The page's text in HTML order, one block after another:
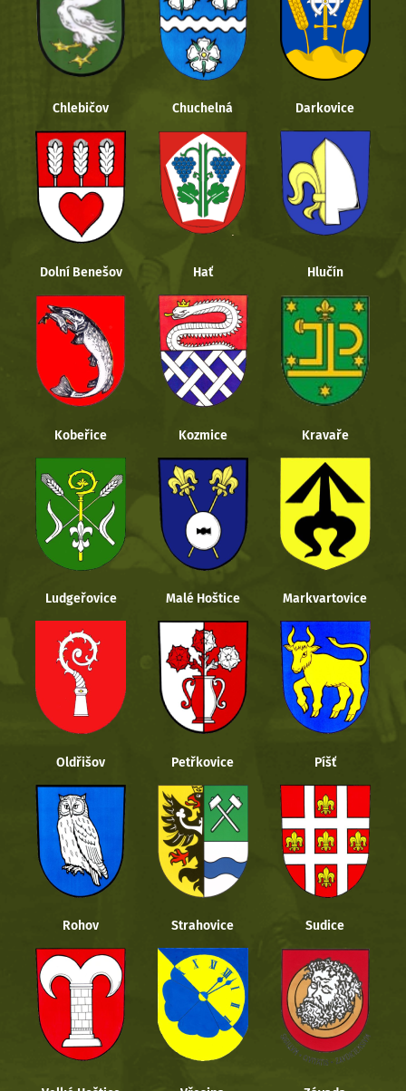
Chlebičov Chuchelná Darkovice
Dolní Benešov Hať Hlučín
Kobeřice Kozmice Kravaře
Ludgeřovice Malé Hoštice Markvartovice
Oldřišov Petřkovice Píšť
Rohov Strahovice Sudice